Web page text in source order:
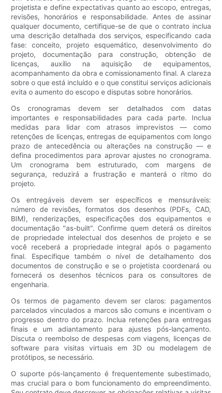
projetista e define expectativas quanto ao escopo, entregas,
revisões, honorários e responsabilidade. Antes de assinar
qualquer documento, certifique-se de que o contrato inclua
uma descrição detalhada dos serviços, especificando cada
fase: conceito, projeto esquemático, desenvolvimento do
projeto, documentação para construção, obtenção de
licenças, auxílio na aquisição de equipamentos,
acompanhamento da obra e comissionamento final. A clareza
sobre o que está incluído e o que constitui serviços adicionais
evita o aumento do escopo e disputas sobre honorários.
Os cronogramas devem ser detalhados com datas
importantes e responsabilidades para cada parte. Inclua
medidas para lidar com atrasos imprevistos — como
retenções de licenças, entregas de equipamentos com longo
prazo de antecedência ou alterações na construção — e
defina procedimentos para aprovar ajustes no cronograma.
Um cronograma bem estruturado, com margens de
segurança, reduzirá a frustração e manterá o ritmo do
projeto.
Os entregáveis ​​devem ser específicos e mensuráveis:
número de revisões, formatos dos desenhos (PDFs, CAD,
BIM), renderizações, especificações dos equipamentos e
documentação "as-built". Confirme quem deterá os direitos
de propriedade intelectual dos desenhos de projeto e se
você receberá a propriedade integral após o pagamento
final. Especifique também o nível de detalhamento dos
documentos de construção e se o projetista coordenará ou
fornecerá os desenhos técnicos para os consultores de
engenharia.
Os termos de pagamento devem ser claros: pagamentos
parcelados vinculados a marcos são comuns e incentivam o
progresso dentro do prazo. Inclua retenções para entregas
finais e um adiantamento para ajustes pós-lançamento.
Discuta o reembolso de despesas com viagens, licenças de
software para visitas virtuais em 3D ou modelagem de
protótipos, se necessário.
O suporte pós-lançamento é frequentemente subestimado,
mas crucial para o bom funcionamento do empreendimento.